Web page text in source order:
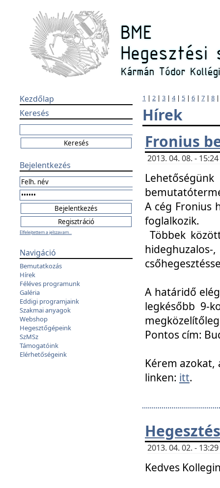
Kezdőlap
Keresés
Bejelentkezés
Elfelejtettem a jelszavam...
Navigáció
Bemutatkozás
Hírek
Féléves programunk
Galéria
Eddigi programjaink
Szakmai anyagok
Webshop
Hegesztőgépeink
SzMSz
Támogatóink
Elérhetőségeink
1 | 2 | 3 | 4| 5 | 6 | 7 | 8
Hírek
Fronius
2013. 04. 08. -
A cég Fronius
foglalkozik.
Többek
A határidő
legkésőbb 9-
Pontos cím:
Kérem azokat,
linken: itt.
2013. 04. 02. -
Kedves